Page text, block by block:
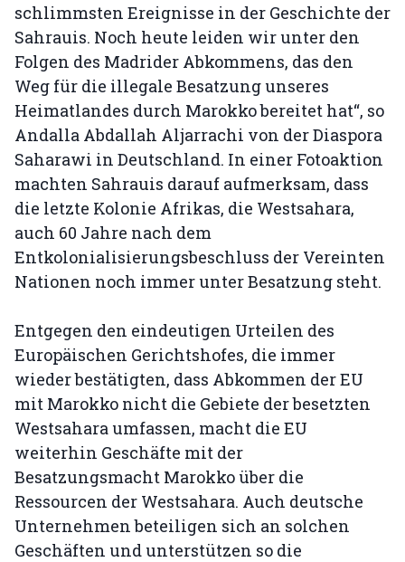
schlimmsten Ereignisse in der Geschichte der
Sahrauis. Noch heute leiden wir unter den
Folgen des Madrider Abkommens, das den
Weg für die illegale Besatzung unseres
Heimatlandes durch Marokko bereitet hat“, so
Andalla Abdallah Aljarrachi von der Diaspora
Saharawi in Deutschland. In einer Fotoaktion
machten Sahrauis darauf aufmerksam, dass
die letzte Kolonie Afrikas, die Westsahara,
auch 60 Jahre nach dem
Entkolonialisierungsbeschluss der Vereinten
Nationen noch immer unter Besatzung steht.
Entgegen den eindeutigen Urteilen des
Europäischen Gerichtshofes, die immer
wieder bestätigten, dass Abkommen der EU
mit Marokko nicht die Gebiete der besetzten
Westsahara umfassen, macht die EU
weiterhin Geschäfte mit der
Besatzungsmacht Marokko über die
Ressourcen der Westsahara. Auch deutsche
Unternehmen beteiligen sich an solchen
Geschäften und unterstützen so die